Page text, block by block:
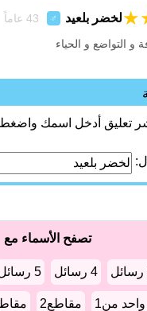
لخضر بلعيد ♂ ★
و التواضع و الحياء
تعليق أدخل اسمك واضغط
تصفح الأسماء مع
4 رسائل 5 رسائل
من1 مقاطع2